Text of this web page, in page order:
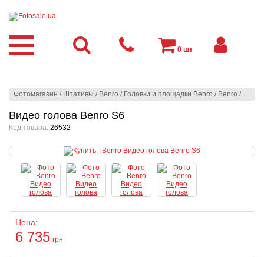
Фотомагазин / Штативы / Benro / Головки и площадки Benro / Benro /
Видео голова Benro S6
Код товара: 26532
Цена:
6 735 грн
0 шт